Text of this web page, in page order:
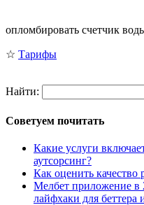
опломбировать счетчик
☆ Тарифы
Найти:
Советуем почитать
Какие услуги
аутсорсинг?
Как оценить качество
Мелбет приложение в
лайфхаки для беттера